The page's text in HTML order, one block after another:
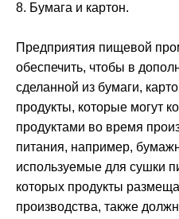
8. Бумага и картон.
Предприятия пищевой
обеспечить, чтобы в
сделанной из бумаги,
продукты, которые могут
продуктами во время
питания, например,
используемые для сушки
которых продукты
производства, также